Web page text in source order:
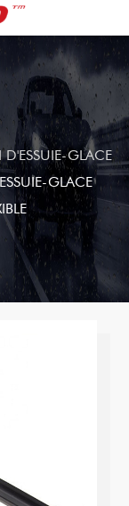
D'ESSUIE-GLACE
GLACE